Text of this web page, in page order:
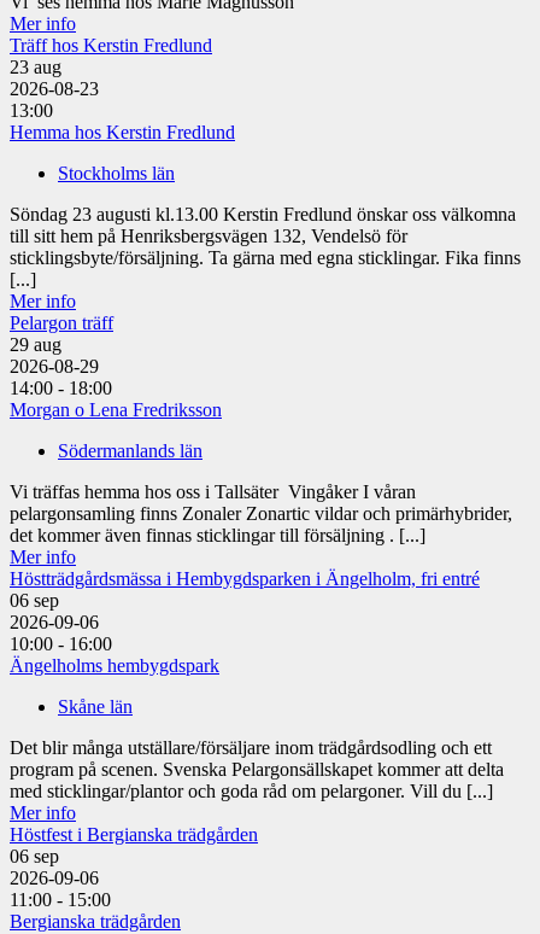
Mer info
Träff hos Kerstin Fredlund
23 aug
2026-08-23
13:00
Hemma hos Kerstin Fredlund
Stockholms län
Söndag 23 augusti kl.13.00 Kerstin Fredlund önskar oss välkomna
till sitt hem på Henriksbergsvägen 132, Vendelsö för
sticklingsbyte/försäljning. Ta gärna med egna sticklingar. Fika finns
[...]
Mer info
Pelargon träff
29 aug
2026-08-29
14:00 - 18:00
Morgan o Lena Fredriksson
Södermanlands län
Vi träffas hemma hos oss i Tallsäter Vingåker I våran
pelargonsamling finns Zonaler Zonartic vildar och primärhybrider,
det kommer även finnas sticklingar till försäljning . [...]
Mer info
Höstträdgårdsmässa i Hembygdsparken i Ängelholm, fri entré
06 sep
2026-09-06
10:00 - 16:00
Ängelholms hembygdspark
Skåne län
Det blir många utställare/försäljare inom trädgårdsodling och ett
program på scenen. Svenska Pelargonsällskapet kommer att delta
med sticklingar/plantor och goda råd om pelargoner. Vill du [...]
Mer info
Höstfest i Bergianska trädgården
06 sep
2026-09-06
11:00 - 15:00
Bergianska trädgården